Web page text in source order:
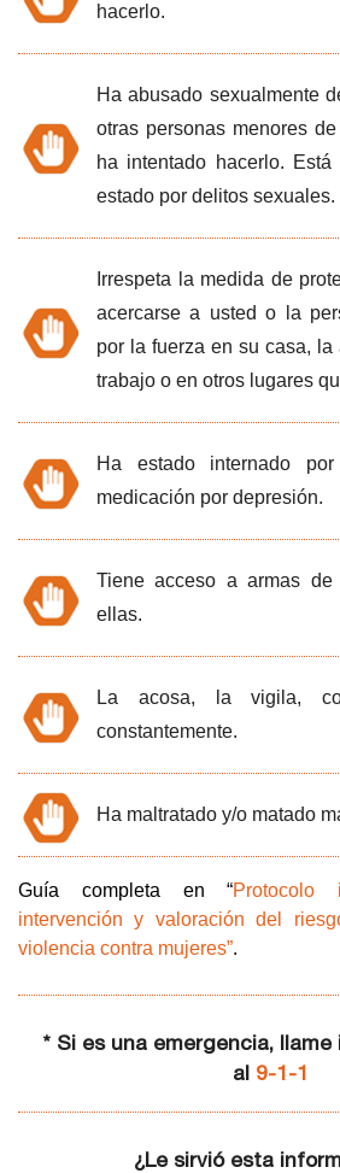
hacerlo.
Ha abusado sexualmente
otras personas menores
ha intentado hacerlo.
estado por delitos sexuales.
Irrespeta la medida de
acercarse a usted o la
por la fuerza en su casa,
trabajo o en otros lugares
Ha estado internado
medicación por depresión.
Tiene acceso a armas
ellas.
La acosa, la vigila,
constantemente.
Ha maltratado y/o matado
Guía completa en “Protocolo
intervención y valoración del
violencia contra mujeres”.
* Si es una emergencia,
al 9-1-1
¿Le sirvió esta